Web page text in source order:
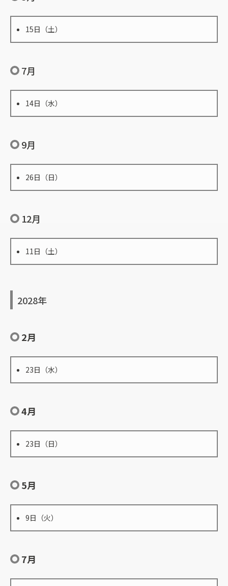
15日（土）
7月
14日（水）
9月
26日（日）
12月
11日（土）
2028年
2月
23日（水）
4月
23日（日）
5月
9日（火）
7月